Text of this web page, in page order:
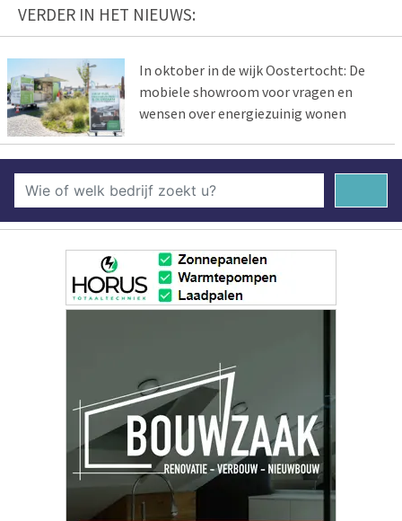
VERDER IN HET NIEUWS:
In oktober in de wijk Oostertocht: De
mobiele showroom voor vragen en
wensen over energiezuinig wonen